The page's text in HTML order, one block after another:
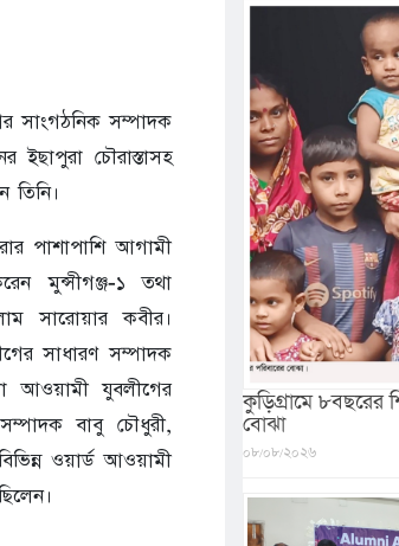
সাংগঠনিক সম্পাদক
চৌরাস্তাসহ
তিনি।
পাশাপাশি আগামী
মুন্সীগঞ্জ-১ তথা
সারোয়ার কবীর।
সাধারণ সম্পাদক
আওয়ামী যুবলীগের
বাবু চৌধুরী,
ওয়ার্ড আওয়ামী
কুড়িগ্রামে ৮বছরের
বোঝা
০৮/০৮/২০২৬